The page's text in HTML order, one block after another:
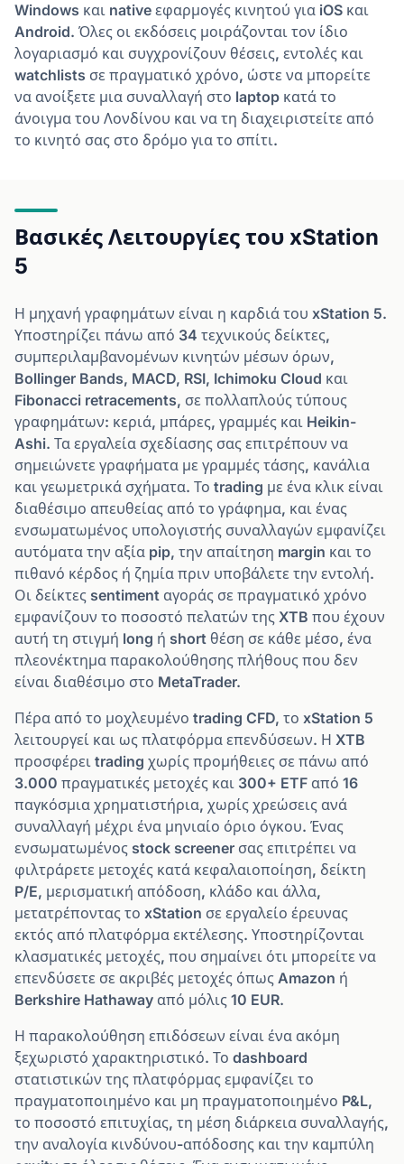
Windows και native εφαρμογές κινητού για iOS και
Android. Όλες οι εκδόσεις μοιράζονται τον ίδιο
λογαριασμό και συγχρονίζουν θέσεις, εντολές και
watchlists σε πραγματικό χρόνο, ώστε να μπορείτε
να ανοίξετε μια συναλλαγή στο laptop κατά το
άνοιγμα του Λονδίνου και να τη διαχειριστείτε από
το κινητό σας στο δρόμο για το σπίτι.
Βασικές Λειτουργίες του xStation
5
Η μηχανή γραφημάτων είναι η καρδιά του xStation 5.
Υποστηρίζει πάνω από 34 τεχνικούς δείκτες,
συμπεριλαμβανομένων κινητών μέσων όρων,
Bollinger Bands, MACD, RSI, Ichimoku Cloud και
Fibonacci retracements, σε πολλαπλούς τύπους
γραφημάτων: κεριά, μπάρες, γραμμές και Heikin-
Ashi. Τα εργαλεία σχεδίασης σας επιτρέπουν να
σημειώνετε γραφήματα με γραμμές τάσης, κανάλια
και γεωμετρικά σχήματα. Το trading με ένα κλικ είναι
διαθέσιμο απευθείας από το γράφημα, και ένας
ενσωματωμένος υπολογιστής συναλλαγών εμφανίζει
αυτόματα την αξία pip, την απαίτηση margin και το
πιθανό κέρδος ή ζημία πριν υποβάλετε την εντολή.
Οι δείκτες sentiment αγοράς σε πραγματικό χρόνο
εμφανίζουν το ποσοστό πελατών της XTB που έχουν
αυτή τη στιγμή long ή short θέση σε κάθε μέσο, ένα
πλεονέκτημα παρακολούθησης πλήθους που δεν
είναι διαθέσιμο στο MetaTrader.
Πέρα από το μοχλευμένο trading CFD, το xStation 5
λειτουργεί και ως πλατφόρμα επενδύσεων. Η XTB
προσφέρει trading χωρίς προμήθειες σε πάνω από
3.000 πραγματικές μετοχές και 300+ ETF από 16
παγκόσμια χρηματιστήρια, χωρίς χρεώσεις ανά
συναλλαγή μέχρι ένα μηνιαίο όριο όγκου. Ένας
ενσωματωμένος stock screener σας επιτρέπει να
φιλτράρετε μετοχές κατά κεφαλαιοποίηση, δείκτη
P/E, μερισματική απόδοση, κλάδο και άλλα,
μετατρέποντας το xStation σε εργαλείο έρευνας
εκτός από πλατφόρμα εκτέλεσης. Υποστηρίζονται
κλασματικές μετοχές, που σημαίνει ότι μπορείτε να
επενδύσετε σε ακριβές μετοχές όπως Amazon ή
Berkshire Hathaway από μόλις 10 EUR.
Η παρακολούθηση επιδόσεων είναι ένα ακόμη
ξεχωριστό χαρακτηριστικό. Το dashboard
στατιστικών της πλατφόρμας εμφανίζει το
πραγματοποιημένο και μη πραγματοποιημένο P&L,
το ποσοστό επιτυχίας, τη μέση διάρκεια συναλλαγής,
την αναλογία κινδύνου-απόδοσης και την καμπύλη